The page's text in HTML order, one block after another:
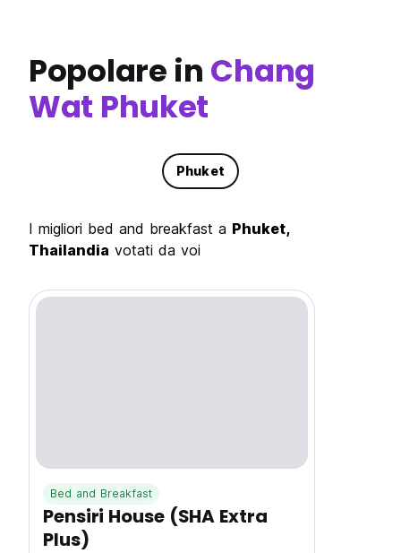
Popolare in Chang
Wat Phuket
Phuket
I migliori bed and breakfast a Phuket,
Thailandia votati da voi
Bed and Breakfast
Pensiri House (SHA Extra
Plus)